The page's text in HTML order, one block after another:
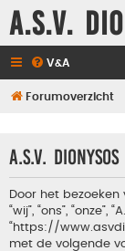
A.S.V.
V&A
Forumoverzicht
A.S.V.
Door het bezoeken
“wij”, “ons”, “onze”,
“https://
met de volgende